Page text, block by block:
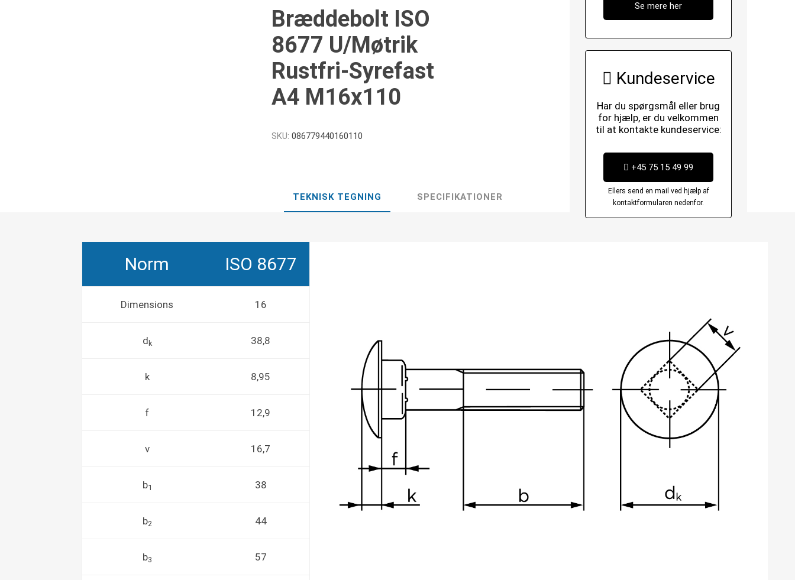
Bræddebolt ISO
8677 U/Møtrik
Rustfri-Syrefast
A4 M16x110
SKU: 086779440160110
Se mere her
Kundeservice
Har du spørgsmål eller brug
for hjælp, er du velkommen
til at kontakte kundeservice:
+45 75 15 49 99
Ellers send en mail ved hjælp af
kontaktformularen nedenfor.
TEKNISK TEGNING SPECIFIKATIONER
Norm ISO 8677
Dimensions 16
d k 38,8
k 8,95
f 12,9
v 16,7
b1 38
b2 44
b3 57